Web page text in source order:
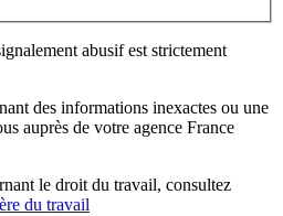
abusif est strictement
des informations inexactes ou une
auprès de votre agence France
le droit du travail, consultez
du travail